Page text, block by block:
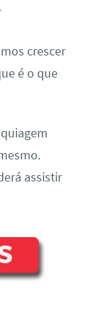
crescer
é o que
assistir